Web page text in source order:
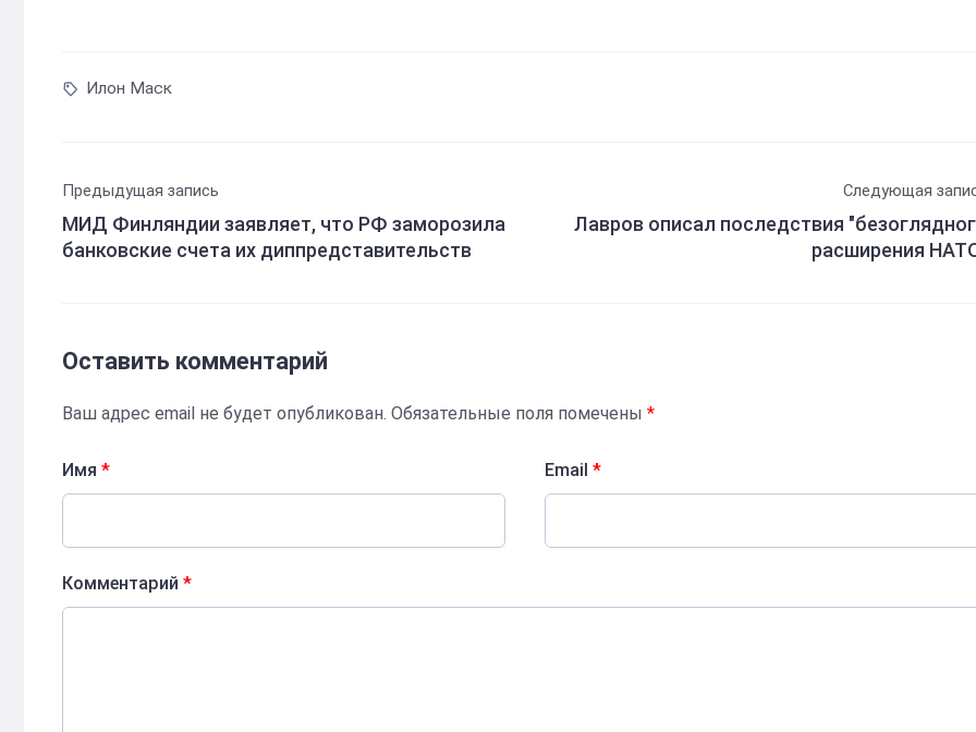
Илон Маск
Предыдущая запись
МИД Финляндии заявляет, что РФ заморозила
банковские счета их диппредставительств
Следующая
Лавров описал последствия
расширения
Оставить комментарий
Ваш адрес email не будет опубликован. Обязательные поля помечены *
Имя * Email*
Комментарий *